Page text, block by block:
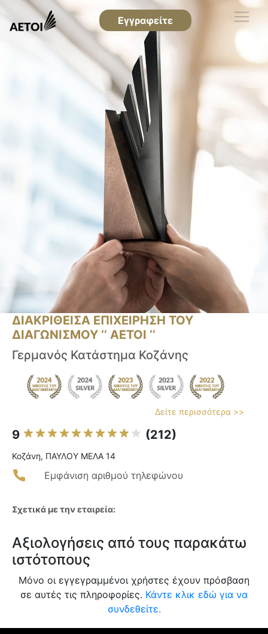
Εγγραφείτε
ΔΙΑΚΡΙΘΕΙΣΑ ΕΠΙΧΕΙΡΗΣΗ ΤΟΥ
ΔΙΑΓΩΝΙΣΜΟΥ ‘’ ΑΕΤΟΙ ‘’
Γερμανός Κατάστημα Κοζάνης
Δείτε περισσότερα >>
9 (212)
Κοζάνη, ΠΑΥΛΟΥ ΜΕΛΑ 14
Εμφάνιση αριθμού τηλεφώνου
Σχετικά με την εταιρεία:
Αξιολογήσεις από τους παρακάτω
ιστότοπους
Μόνο οι εγγεγραμμένοι χρήστες έχουν πρόσβαση
σε αυτές τις πληροφορίες. Κάντε κλικ εδώ για να
συνδεθείτε.